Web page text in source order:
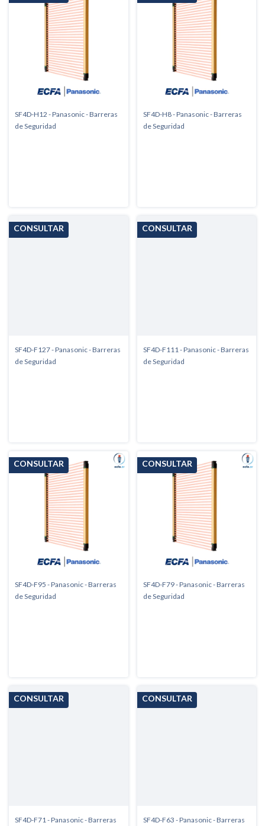
SF4D-H12 - Panasonic - Barreras
de Seguridad
SF4D-H8 - Panasonic - Barreras
de Seguridad
SF4D-F127 - Panasonic - Barreras
de Seguridad
SF4D-F111 - Panasonic - Barreras
de Seguridad
SF4D-F95 - Panasonic - Barreras
de Seguridad
SF4D-F79 - Panasonic - Barreras
de Seguridad
SF4D-F71 - Panasonic - Barreras
SF4D-F63 - Panasonic - Barreras